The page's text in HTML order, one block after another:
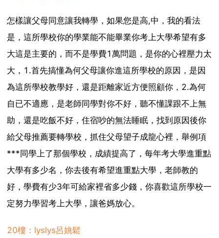
怎樣讓父母同意讓我轉學，如果您是高,中，我的看法
是，這所學校你的學業能不能畢業你考上大學希望有多
大這是主要的，而不是學費1萬問題，是你的心裡壓力太
大，1.首先搞懂為何父母讓你進這所學校的原因，是因
為這所學校教學好，還是距離家近方便照顧你，2.為何
自已不適應，是老師同學對你不好，聽不懂課跟不上無
助，還是吃飯不好，住宿吵的無法睡眠，找到原因後你
給父母推薦要轉學校，抓住父母望子成龍心裡，舉例項
***同學上了那個學校，成績提高了，每年考大學進重點
大學有多少名，你去後有希望進重點大學，老師教的
好，學費有少3年可給家裡省多少錢，你喜歡這所學校一
定努力學習考上大學，讓爸媽放心。
20樓：lyslys呂姚鬆